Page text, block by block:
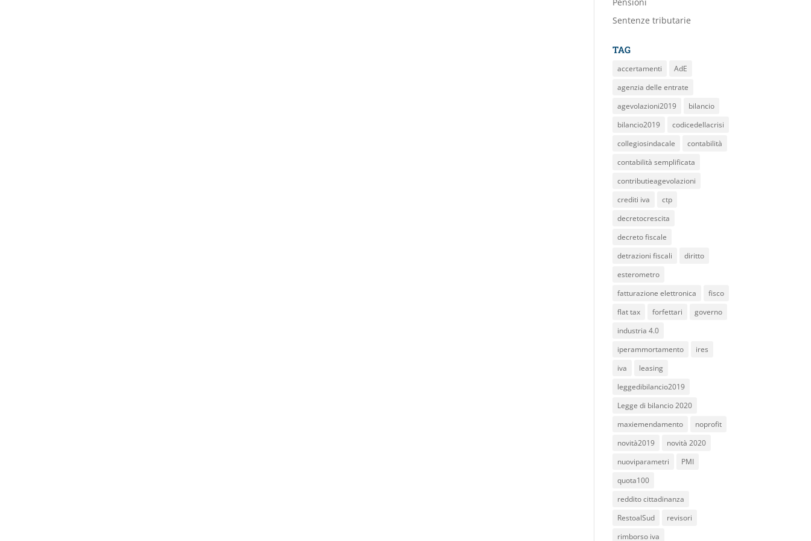
Sentenze tributarie
TAG
accertamenti
AdE
agenzia delle entrate
agevolazioni2019
bilancio
bilancio2019
codicedellacrisi
collegiosindacale
contabilità
contabilità semplificata
contributieagevolazioni
crediti iva
ctp
decretocrescita
decreto fiscale
detrazioni fiscali
diritto
esterometro
fatturazione elettronica
fisco
flat tax
forfettari
governo
industria 4.0
iperammortamento
ires
iva
leasing
leggedibilancio2019
Legge di bilancio 2020
maxiemendamento
noprofit
novità2019
novità 2020
nuoviparametri
PMI
quota100
reddito cittadinanza
RestoalSud
revisori
rimborso iva